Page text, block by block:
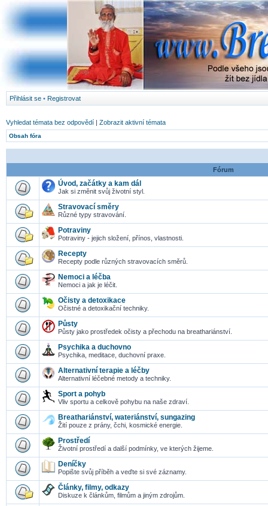
Přihlásit se • Registrovat
Vyhledat témata bez odpovědí | Zobrazit aktivní témata
Obsah fóra
Fórum
Úvod, začátky a kam dál
Jak si změnit svůj životní styl.
Stravovací směry
Různé typy stravování.
Potraviny
Potraviny - jejich složení, přínos, vlastnosti.
Recepty
Recepty podle různých stravovacích směrů.
Nemoci a léčba
Nemoci a jak je léčit.
Očisty a detoxikace
Očistné a detoxikační techniky.
Půsty
Půsty jako prostředek očisty a přechodu na breathariánství.
Psychika a duchovno
Psychika, meditace, duchovní praxe.
Alternativní terapie a léčby
Alternativní léčebné metody a techniky.
Sport a pohyb
Vliv sportu a celkově pohybu na naše zdraví.
Breathariánství, wateriánství, sungazing
Žití pouze z prány, čchi, kosmické energie.
Prostředí
Životní prostředí a další podmínky, ve kterých žijeme.
Deníčky
Popište svůj příběh a veďte si své záznamy.
Články, filmy, odkazy
Diskuze k článkům, filmům a jiným zdrojům.